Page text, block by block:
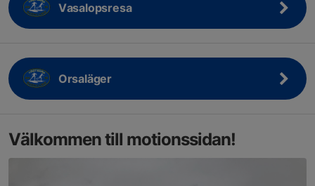
Vasalopsresa
Orsaläger
Välkommen till motionssidan!